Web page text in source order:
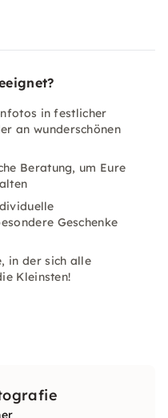
in festlicher
an wunderschönen
Beratung, um Eure
Geschenke
in der sich alle
Kleinsten!